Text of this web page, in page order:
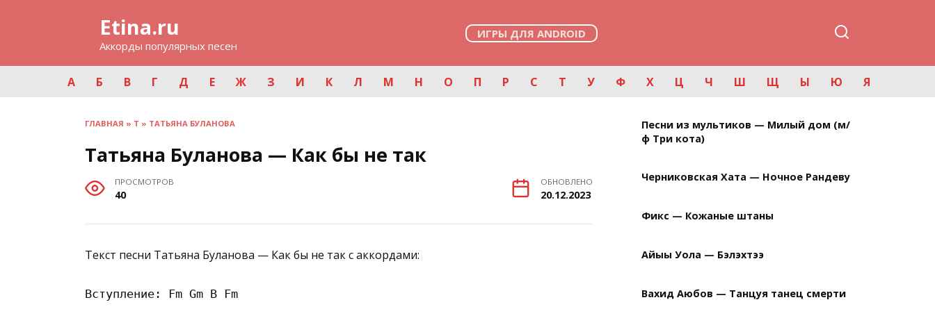
Etina.ru
Аккорды популярных песен
ИГРЫ ДЛЯ ANDROID
А Б В Г Д Е Ж З И К Л М Н О П Р С Т У Ф Х Ц Ч Ш Щ Ы Ю Я
ГЛАВНАЯ » Т » ТАТЬЯНА БУЛАНОВА
Татьяна Буланова — Как бы не так
ПРОСМОТРОВ
40
ОБНОВЛЕНО
20.12.2023
Текст песни Татьяна Буланова — Как бы не так с аккордами:
Вступление: Fm Gm B Fm
Песни из мультиков — Милый дом (м/
ф Три кота)
Черниковская Хата — Ночное Рандеву
Фикс — Кожаные штаны
Айыы Уола — Бэлэхтээ
Вахид Аюбов — Танцуя танец смерти